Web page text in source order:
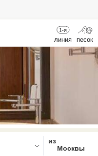
1-я
линия песок
, press Down to open the